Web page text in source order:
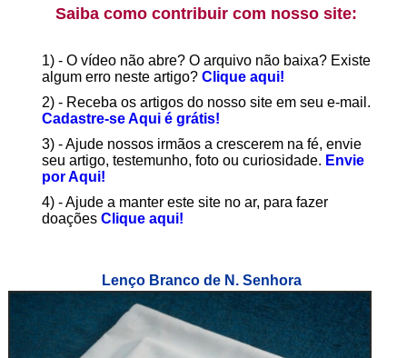
Saiba como contribuir com nosso site:
1) - O vídeo não abre? O arquivo não baixa? Existe
algum erro neste artigo? Clique aqui!
2) - Receba os artigos do nosso site em seu e-mail.
Cadastre-se Aqui é grátis!
3) - Ajude nossos irmãos a crescerem na fé, envie
seu artigo, testemunho, foto ou curiosidade. Envie
por Aqui!
4) - Ajude a manter este site no ar, para fazer
doações Clique aqui!
Lenço Branco de N. Senhora